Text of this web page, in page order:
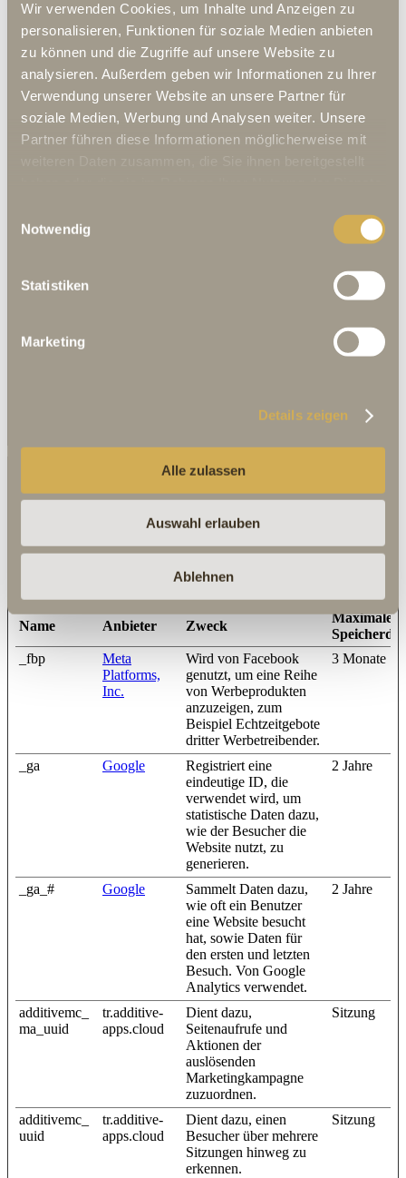
Wir verwenden Cookies, um Inhalte und Anzeigen zu
personalisieren, Funktionen für soziale Medien anbieten
zu können und die Zugriffe auf unsere Website zu
analysieren. Außerdem geben wir Informationen zu Ihrer
Verwendung unserer Website an unsere Partner für
soziale Medien, Werbung und Analysen weiter. Unsere
Partner führen diese Informationen möglicherweise mit
Notwendig
Statistiken
Marketing
Details zeigen
Alle zulassen
Auswahl erlauben
Ablehnen
erstellt.
_clsk
Microsoft
Registriert statistische
Daten über das
Verhalten der Besucher
vom Website-Betreiber
für internes Analytics
verwendet.
1 Tag
c.gif Sitzung
Marketing-Cookies werden verwendet, um Besuchern auf
relevant und ansprechend für den einzelnen Benutzer sind und
Name Anbieter Zweck
Maximale
_fbp
Meta
Platforms,
Inc.
Wird von Facebook
genutzt, um eine Reihe
von Werbeprodukten
anzuzeigen, zum
Beispiel Echtzeitgebote
dritter Werbetreibender.
3 Monate
_ga Google
Registriert eine
eindeutige ID, die
verwendet wird, um
statistische Daten dazu,
wie der Besucher die
Website nutzt, zu
generieren.
2 Jahre
_ga_# Google
Sammelt Daten dazu,
wie oft ein Benutzer
eine Website besucht
hat, sowie Daten für
den ersten und letzten
Besuch. Von Google
Analytics verwendet.
2 Jahre
additivemc_
ma_uuid
tr.additive-
apps.cloud
Dient dazu,
Seitenaufrufe und
Aktionen der
auslösenden
Marketingkampagne
zuzuordnen.
Sitzung
additivemc_
uuid
tr.additive-
apps.cloud
Dient dazu, einen
Besucher über mehrere
Sitzungen hinweg zu
erkennen.
Sitzung